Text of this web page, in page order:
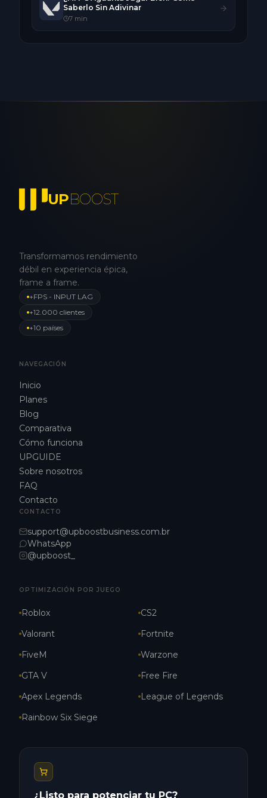
Saberlo Sin Adivinar
7 min
UPBOOST
Transformamos rendimiento
débil en experiencia épica,
frame a frame.
+FPS - INPUT LAG
+12.000 clientes
+10 países
NAVEGACIÓN
Inicio
Planes
Blog
Comparativa
Cómo funciona
UPGUIDE
Sobre nosotros
FAQ
Contacto
CONTACTO
support@upboostbusiness.com.br
WhatsApp
@upboost_
OPTIMIZACIÓN POR JUEGO
Roblox
CS2
Valorant
Fortnite
FiveM
Warzone
GTA V
Free Fire
Apex Legends
League of Legends
Rainbow Six Siege
¿Listo para potenciar tu PC?